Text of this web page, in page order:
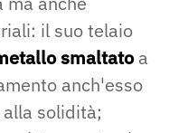
il suo telaio
smaltatoa
anch'esso
solidità;